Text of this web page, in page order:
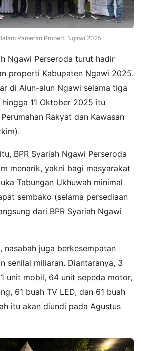
Pameran Properti Ngawi 2025.
Ngawi Perseroda turut hadir
properti Kabupaten Ngawi 2025.
di Alun-alun Ngawi selama tiga
11 Oktober 2025 itu
Rakyat dan Kawasan
BPR Syariah Ngawi Perseroda
menarik, yakni bagi masyarakat
Tabungan Ukhuwah minimal
sembako (selama persediaan
dari BPR Syariah Ngawi
nasabah juga berkesempatan
senilai miliaran. Diantaranya, 3
unit mobil, 64 unit sepeda motor,
61 buah TV LED, dan 61 buah
itu akan diundi pada Agustus